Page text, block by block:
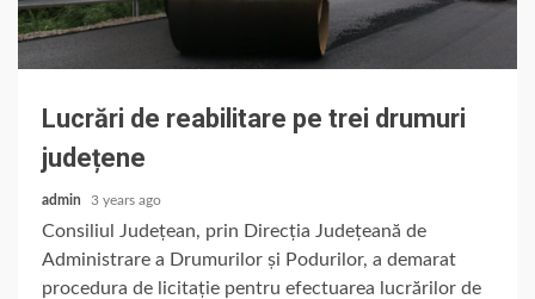
Lucrări de reabilitare pe trei drumuri
județene
admin 3 years ago
Consiliul Județean, prin Direcția Județeană de
Administrare a Drumurilor și Podurilor, a demarat
procedura de licitație pentru efectuarea lucrărilor de